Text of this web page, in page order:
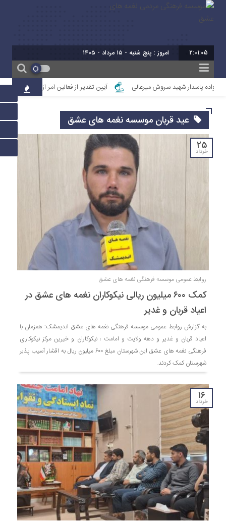
2:01:06 برابر با : 22 - ص
پاسدار شهید سروش میرعالی آیین تقدیر از فعالین امر ازدواج استان
عید قربان موسسه نغمه های عشق
۲۵
خرداد
روابط عمومی موسسه فرهنگی نغمه های عشق
کمک ۶۰۰ میلیون ریالی نیکوکاران نغمه های عشق در
اعیاد قربان و غدیر
به گزارش روابط عمومی موسسه فرهنگی نغمه های عشق اندیمشک: همزمان با
اعیاد قربان و غدیر و دهه ولایت و امامت ؛ نیکوکاران و خیرین مرکز نیکوکاری
فرهنگی نغمه های عشق این شهرستان مبلغ ۶۰۰ میلیون ریال به اقشار آسیب پذیر
شهرستان کمک کردند.
۱۶
خرداد